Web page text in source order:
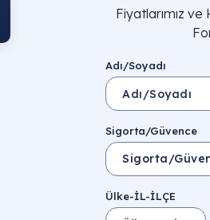
Fiyatlarımız ve
Adı/Soyadı
Sigorta/Güvence
Ülke-İL-İLÇE
Ülke Seçin